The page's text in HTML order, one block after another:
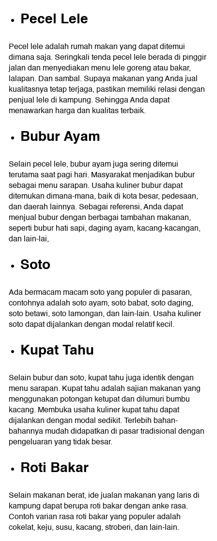
Pecel Lele
Pecel lele adalah rumah makan yang dapat ditemui
dimana saja. Seringkali tenda pecel lele berada di pinggir
jalan dan menyediakan menu lele goreng atau bakar,
lalapan. Dan sambal. Supaya makanan yang Anda jual
kualitasnya tetap terjaga, pastikan memiliki relasi dengan
penjual lele di kampung. Sehingga Anda dapat
menawarkan harga dan kualitas terbaik.
Bubur Ayam
Selain pecel lele, bubur ayam juga sering ditemui
terutama saat pagi hari. Masyarakat menjadikan bubur
sebagai menu sarapan. Usaha kuliner bubur dapat
ditemukan dimana-mana, baik di kota besar, pedesaan,
dan daerah lainnya. Sebagai referensi, Anda dapat
menjual bubur dengan berbagai tambahan makanan,
seperti bubur hati sapi, daging ayam, kacang-kacangan,
dan lain-lai,
Soto
Ada bermacam macam soto yang populer di pasaran,
contohnya adalah soto ayam, soto babat, soto daging,
soto betawi, soto lamongan, dan lain-lain. Usaha kuliner
soto dapat dijalankan dengan modal relatif kecil.
Kupat Tahu
Selain bubur dan soto, kupat tahu juga identik dengan
menu sarapan. Kupat tahu adalah sajian makanan yang
menggunakan potongan ketupat dan dilumuri bumbu
kacang. Membuka usaha kuliner kupat tahu dapat
dijalankan dengan modal sedikit. Terlebih bahan-
bahannya mudah didapatkan di pasar tradisional dengan
pengeluaran yang tidak besar.
Roti Bakar
Selain makanan berat, ide jualan makanan yang laris di
kampung dapat berupa roti bakar dengan anke rasa.
Contoh varian rasa roti bakar yang populer adalah
cokelat, keju, susu, kacang, stroberi, dan lain-lain.